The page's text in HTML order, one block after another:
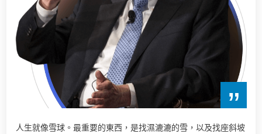
”
人生就像雪球。最重要的東西，是找濕漉漉的雪，以及找座斜坡